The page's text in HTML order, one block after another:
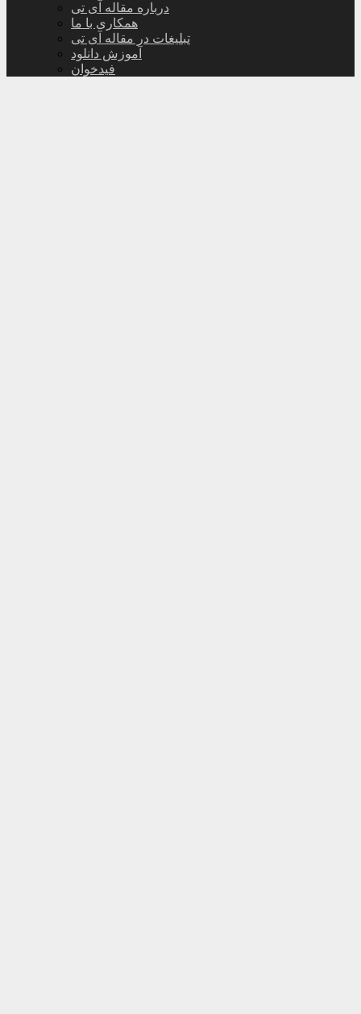
درباره مقاله آی تی
همکاری با ما
تبلیغات در مقاله آی تی
آموزش دانلود
فیدخوان